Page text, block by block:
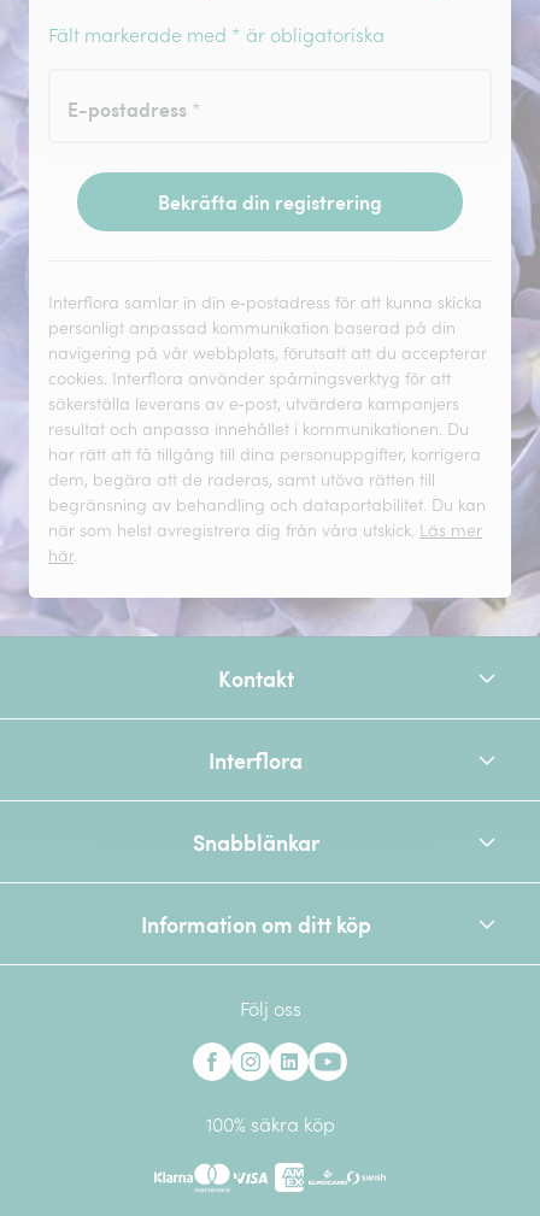
Fält markerade med * är obligatoriska
E-postadress *
Bekräfta din registrering
Interflora samlar in din e‑postadress för att kunna skicka
personligt anpassad kommunikation baserad på din
navigering på vår webbplats, förutsatt att du accepterar
cookies. Interflora använder spårningsverktyg för att
säkerställa leverans av e‑post, utvärdera kampanjers
resultat och anpassa innehållet i kommunikationen. Du
har rätt att få tillgång till dina personuppgifter, korrigera
dem, begära att de raderas, samt utöva rätten till
begränsning av behandling och dataportabilitet. Du kan
när som helst avregistrera dig från våra utskick. Läs mer
här.
Kontakt
Interflora
Snabblänkar
Information om ditt köp
Följ oss
100% säkra köp
KlarnaMastercardAmerican Express
EurocardSwish